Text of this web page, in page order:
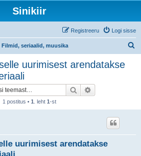
Sinikiir
Logi sisse
Registreeru
Filmid, seriaalid, muusika
uurimisest arendatakse
Otsi
1 postitus • 1 . leht 1-st
uurimisest arendatakse